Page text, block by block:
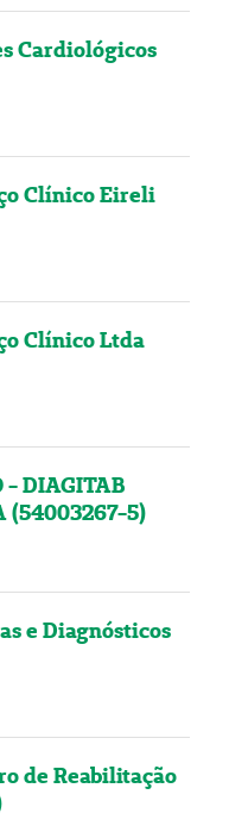
Cardiológicos
Clínico Eireli
Clínico Ltda
- DIAGITAB
(54003267-5)
e Diagnósticos
de Reabilitação